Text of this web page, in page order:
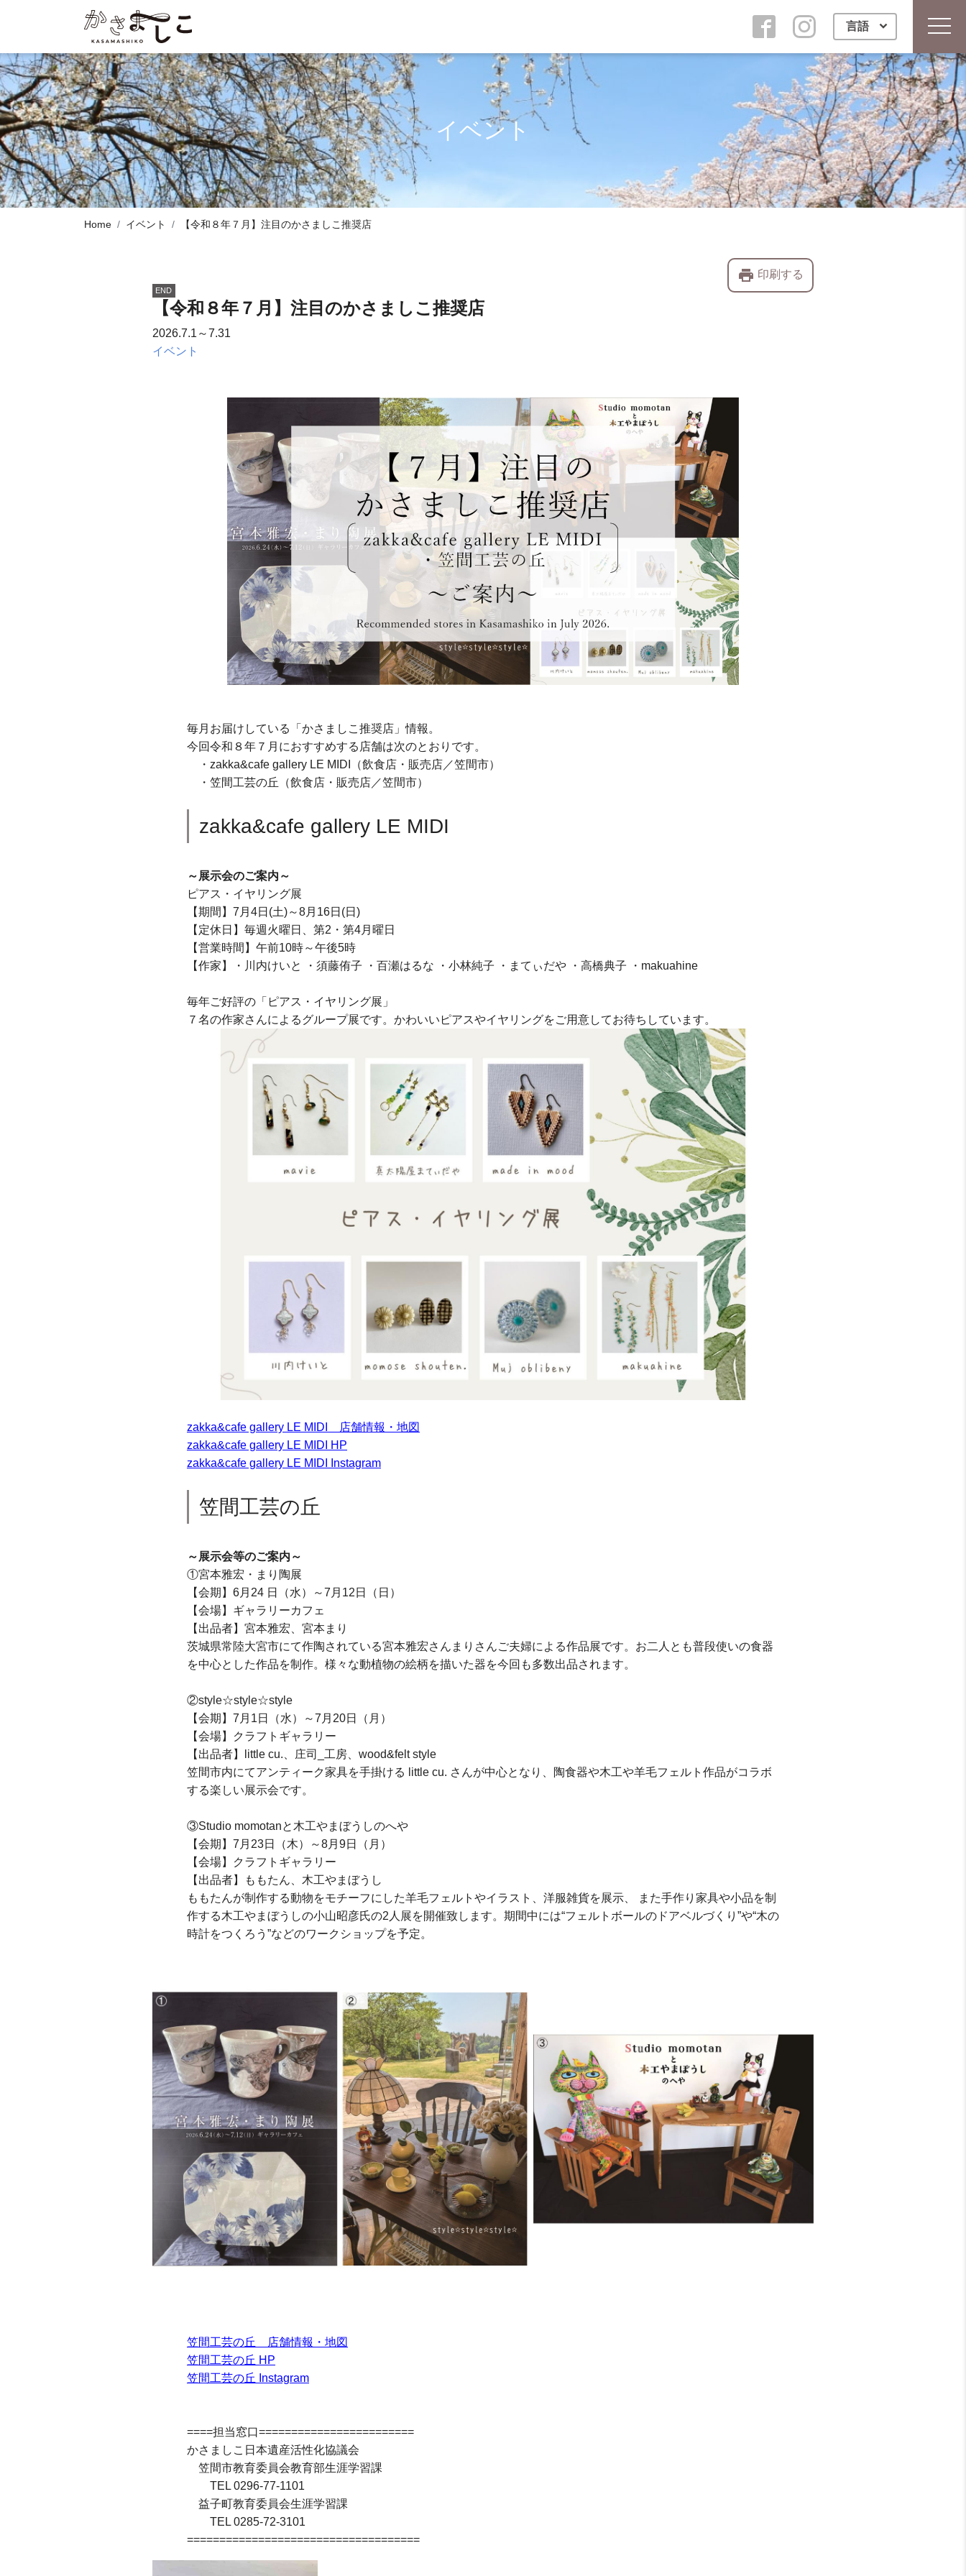
言語
イベント
Home イベント 【令和８年７月】注目のかさましこ推奨店
END
print 印刷する
【令和８年７月】注目のかさましこ推奨店
2026.7.1～7.31
イベント
毎月お届けしている「かさましこ推奨店」情報。
今回令和８年７月におすすめする店舗は次のとおりです。
・zakka&cafe gallery LE MIDI（飲食店・販売店／笠間市）
・笠間工芸の丘（飲食店・販売店／笠間市）
zakka&cafe gallery LE MIDI
～展示会のご案内～
ピアス・イヤリング展
【期間】7月4日(土)～8月16日(日)
【定休日】毎週火曜日、第2・第4月曜日
【営業時間】午前10時～午後5時
【作家】・川内けいと ・須藤侑子 ・百瀬はるな ・小林純子 ・まてぃだや ・高橋典子 ・makuahine
毎年ご好評の「ピアス・イヤリング展」
７名の作家さんによるグループ展です。かわいいピアスやイヤリングをご用意してお待ちしています。
zakka&cafe gallery LE MIDI 店舗情報・地図
zakka&cafe gallery LE MIDI HP
zakka&cafe gallery LE MIDI Instagram
笠間工芸の丘
～展示会等のご案内～
①宮本雅宏・まり陶展
【会期】6月24 日（水）～7月12日（日）
【会場】ギャラリーカフェ
【出品者】宮本雅宏、宮本まり
茨城県常陸大宮市にて作陶されている宮本雅宏さんまりさんご夫婦による作品展です。お二人とも普段使いの食器
を中心とした作品を制作。様々な動植物の絵柄を描いた器を今回も多数出品されます。
②style☆style☆style
【会期】7月1日（水）～7月20日（月）
【会場】クラフトギャラリー
【出品者】little cu.、庄司_工房、wood&felt style
笠間市内にてアンティーク家具を手掛ける little cu. さんが中心となり、陶食器や木工や羊毛フェルト作品がコラボ
する楽しい展示会です。
③Studio momotanと木工やまぼうしのへや
【会期】7月23日（木）～8月9日（月）
【会場】クラフトギャラリー
【出品者】ももたん、木工やまぼうし
ももたんが制作する動物をモチーフにした羊毛フェルトやイラスト、洋服雑貨を展示、 また手作り家具や小品を制
作する木工やまぼうしの小山昭彦氏の2人展を開催致します。期間中には“フェルトボールのドアベルづくり”や“木の
時計をつくろう”などのワークショップを予定。
笠間工芸の丘 店舗情報・地図
笠間工芸の丘 HP
笠間工芸の丘 Instagram
====担当窓口========================
かさましこ日本遺産活性化協議会
笠間市教育委員会教育部生涯学習課
TEL 0296-77-1101
益子町教育委員会生涯学習課
TEL 0285-72-3101
====================================